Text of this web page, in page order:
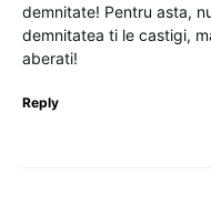
demnitate! Pentru asta,
demnitatea ti le castigi,
aberati!
Reply